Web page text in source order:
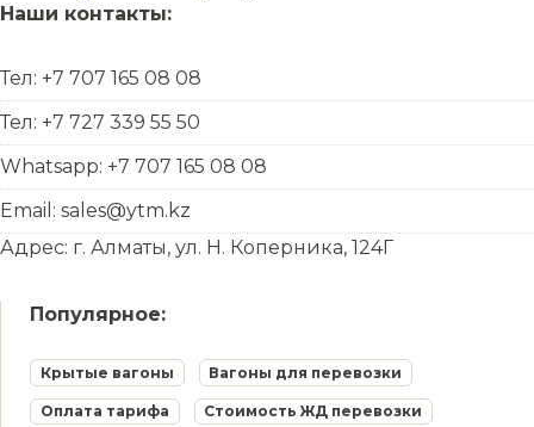
Наши контакты:
Тел: +7 707 165 08 08
Тел: +7 727 339 55 50
Whatsapp: +7 707 165 08 08
Email: sales@ytm.kz
Адрес: г. Алматы, ул. Н. Коперника, 124Г
Популярное:
Крытые вагоны Вагоны для перевозки
Оплата тарифа Стоимость ЖД перевозки